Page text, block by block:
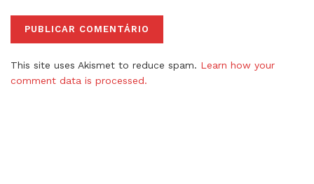
This site uses Akismet to reduce spam. Learn how your
comment data is processed.